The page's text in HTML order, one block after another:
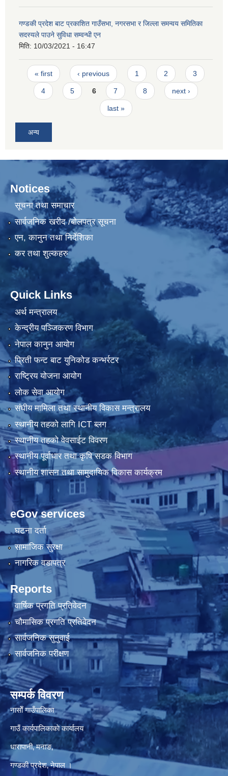
गण्डकी प्रदेश बाट प्रकाशित गाउँसभा, नगरसभा र जिल्ला समन्वय समितिका
सदस्यले पाउने सुविधा सम्वन्धी एन
मिति: 10/03/2021 - 16:47
Pages
« first ‹ previous 1 2 3
4 5 6 7 8 next ›
last »
अन्य
Notices
सूचना तथा समाचार
सार्वजनिक खरीद /बोलपत्र सूचना
एन, कानुन तथा निर्देशिका
कर तथा शुल्कहरु
Quick Links
अर्थ मन्त्रालय
केन्द्रीय पञ्जिकरण विभाग
नेपाल कानुन आयोग
प्रिती फन्ट बाट युनिकोड कन्भर्रटर
राष्ट्रिय योजना आयोग
लोक सेवा आयोग
संघीय मामिला तथा स्थानीय विकास मन्त्रालय
स्थानीय तहको लागि ICT ब्लग
स्थानीय तहको वेवसाईट विवरण
स्थानीय पूर्वाधार तथा कृषि सडक विभाग
स्थानीय शासन तथा सामुदायिक विकास कार्यक्रम
eGov services
घटना दर्ता
सामाजिक सुरक्षा
नागरिक वडापत्र
Reports
वार्षिक प्रगति प्रतिवेदन
चौमासिक प्रगति प्रतिवेदन
सार्वजनिक सुनुवाई
सार्वजनिक परीक्षण
सम्पर्क विवरण
नासाेँ गाउँपालिका
गाउँ कार्यपालिकाकाे कार्यालय
धारापानी‚ मनाङ‚
गण्डकी प्रदेश‚ नेपाल ।